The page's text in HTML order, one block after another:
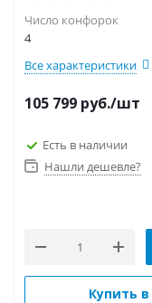
Число конфорок
4
Все характеристики
105 799 руб./шт
Есть в наличии
Нашли дешевле?
Купить